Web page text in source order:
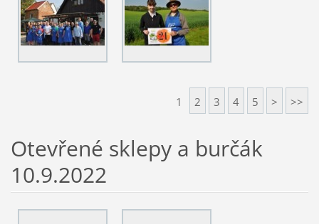
1 2 3 4 5 > >>
Otevřené sklepy a burčák
10.9.2022